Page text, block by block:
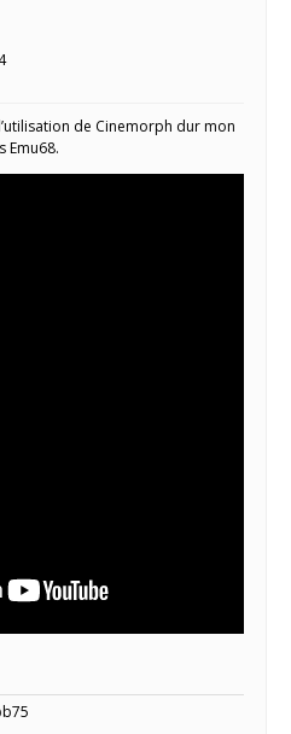
de Cinemorph dur mon
Emu68.